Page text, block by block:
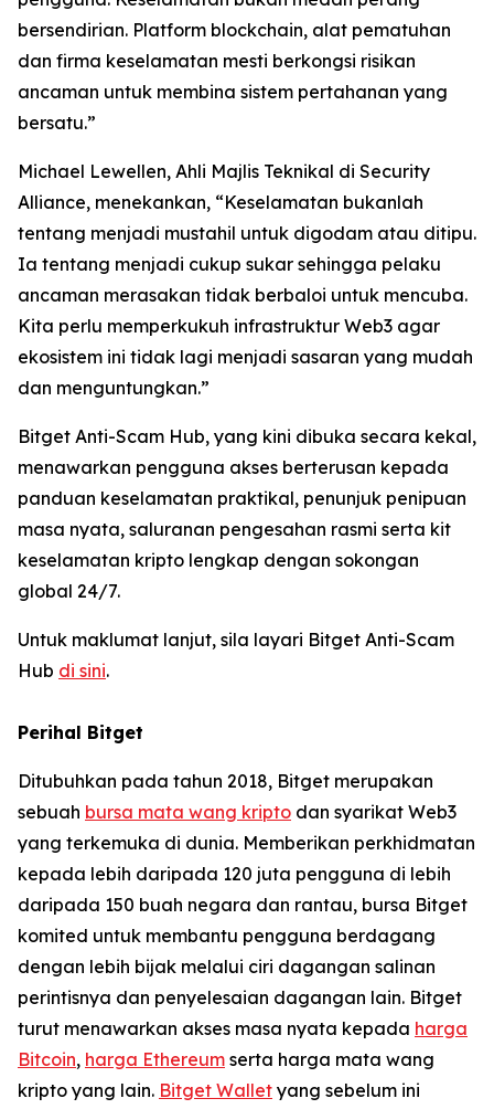
bersendirian. Platform blockchain, alat pematuhan
dan firma keselamatan mesti berkongsi risikan
ancaman untuk membina sistem pertahanan yang
bersatu.”
Michael Lewellen, Ahli Majlis Teknikal di Security
Alliance, menekankan, “Keselamatan bukanlah
tentang menjadi mustahil untuk digodam atau ditipu.
Ia tentang menjadi cukup sukar sehingga pelaku
ancaman merasakan tidak berbaloi untuk mencuba.
Kita perlu memperkukuh infrastruktur Web3 agar
ekosistem ini tidak lagi menjadi sasaran yang mudah
dan menguntungkan.”
Bitget Anti-Scam Hub, yang kini dibuka secara kekal,
menawarkan pengguna akses berterusan kepada
panduan keselamatan praktikal, penunjuk penipuan
masa nyata, saluranan pengesahan rasmi serta kit
keselamatan kripto lengkap dengan sokongan
global 24/7.
Untuk maklumat lanjut, sila layari Bitget Anti-Scam
Hub di sini.
Perihal Bitget
Ditubuhkan pada tahun 2018, Bitget merupakan
sebuah bursa mata wang kripto dan syarikat Web3
yang terkemuka di dunia. Memberikan perkhidmatan
kepada lebih daripada 120 juta pengguna di lebih
daripada 150 buah negara dan rantau, bursa Bitget
komited untuk membantu pengguna berdagang
dengan lebih bijak melalui ciri dagangan salinan
perintisnya dan penyelesaian dagangan lain. Bitget
turut menawarkan akses masa nyata kepada harga
Bitcoin, harga Ethereum serta harga mata wang
kripto yang lain. Bitget Wallet yang sebelum ini